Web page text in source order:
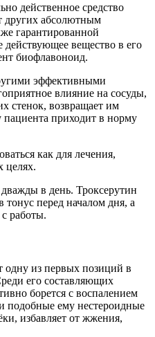
действенное средство
других абсолютным
гарантированной
вещество в его
биофлавоноид.
эффективными
влияние на сосуды,
стенок, возвращает им
приходит в норму
как для лечения,
целях.
в день. Троксерутин
перед началом дня, а
работы.
одну из первых позиций в
его составляющих
борется с воспалением
подобные ему нестероидные
избавляет от жжения,